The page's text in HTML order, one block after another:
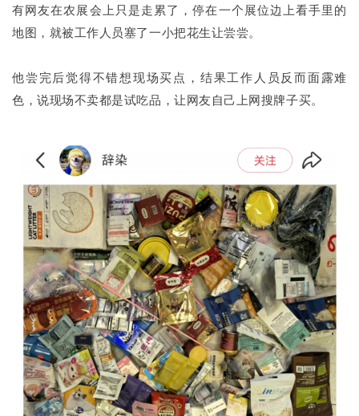
有网友在农展会上只是走累了，停在一个展位边上看手里的
地图，就被工作人员塞了一小把花生让尝尝。
他尝完后觉得不错想现场买点，结果工作人员反而面露难
色，说现场不卖都是试吃品，让网友自己上网搜牌子买。